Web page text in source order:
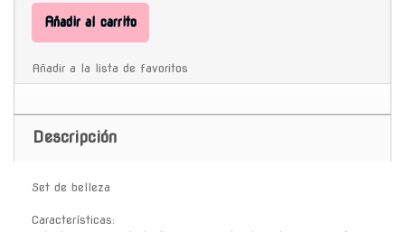
Añadir al carrito
Añadir a la lista de favoritos
Descripción
Set de belleza
Características: